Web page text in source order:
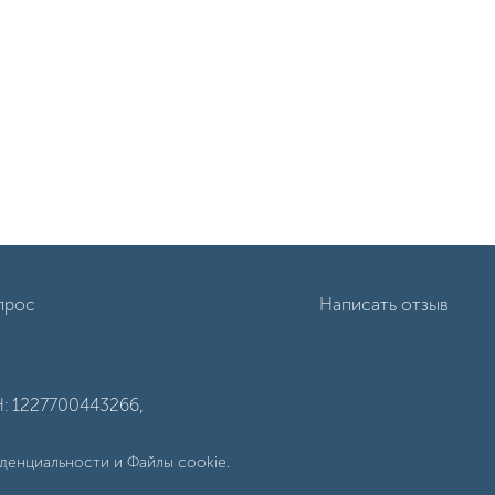
Написать отзыв
и Файлы cookie.